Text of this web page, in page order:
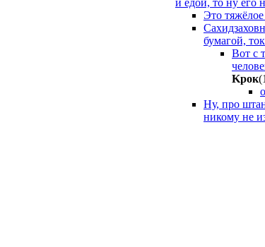
Это
бумагой,
Вот с
Kpoк
Ну, про
никому не